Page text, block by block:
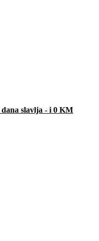
slavlja - i 0 KM